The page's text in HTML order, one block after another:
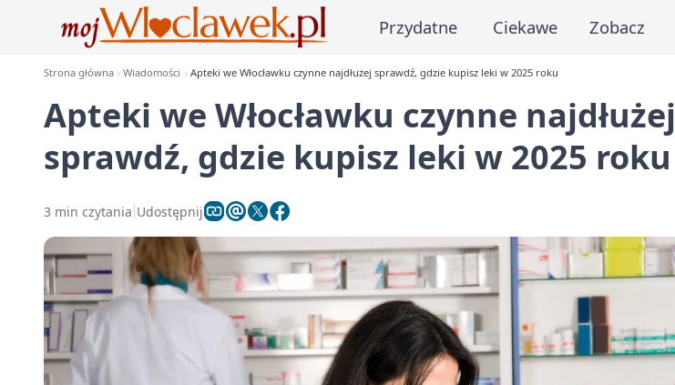
Przydatne Ciekawe Zobacz
Strona główna Wiadomości Apteki we Włocławku czynne najdłużej sprawdź, gdzie kupisz leki w 2025 roku
Apteki we Włocławku czynne najdłużej
sprawdź, gdzie kupisz leki w 2025 roku
3 min czytania Udostępnij